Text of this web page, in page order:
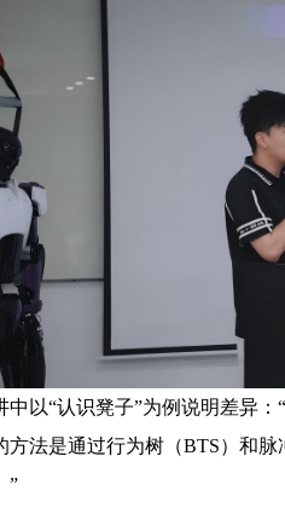
中以“认识凳子”为例说明差异
方法是通过行为树（BTS）和
”